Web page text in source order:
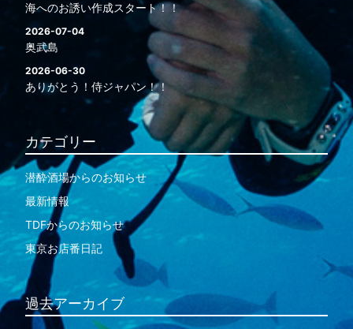
海へのお誘い作成スタート！！
2026-07-04
奥武島
2026-06-30
ありがとう！侍ジャパン！！
カテゴリー
潜酔酒場からのお知らせ
最新情報
TDFからのお知らせ
東京お店番日記
過去アーカイブ